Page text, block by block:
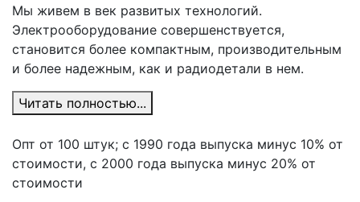
Мы живем в век развитых технологий.
Электрооборудование совершенствуется,
становится более компактным, производительным
и более надежным, как и радиодетали в нем.
Читать полностью...
Опт от 100 штук; c 1990 года выпуска минус 10% от
стоимости, c 2000 года выпуска минус 20% от
стоимости